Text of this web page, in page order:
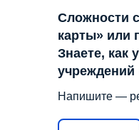
Сложности
карты» или
Знаете, как
учреждений
Напишите —